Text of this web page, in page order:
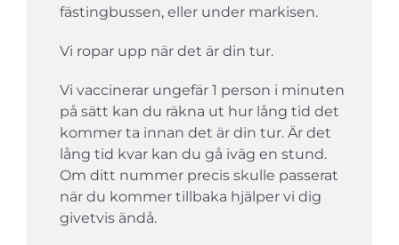
fästingbussen, eller under markisen.
Vi ropar upp när det är din tur.
Vi vaccinerar ungefär 1 person i minuten
på sätt kan du räkna ut hur lång tid det
kommer ta innan det är din tur. Är det
lång tid kvar kan du gå iväg en stund.
Om ditt nummer precis skulle passerat
när du kommer tillbaka hjälper vi dig
givetvis ändå.